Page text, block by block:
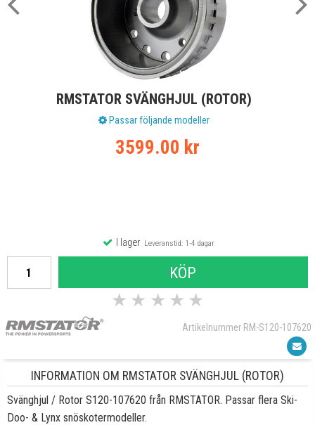
RMSTATOR SVÄNGHJUL (ROTOR)
Passar följande modeller
3599.00 kr
I lagerLeveranstid: 1-4 dagar
KÖP
★ ★ ★ ★ ★
Artikelnummer RM-S120-107620
INFORMATION OM RMSTATOR SVÄNGHJUL (ROTOR)
Svänghjul / Rotor S120-107620 från RMSTATOR. Passar flera Ski-
Doo- & Lynx snöskotermodeller.